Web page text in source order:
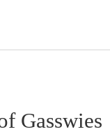
Gasswies